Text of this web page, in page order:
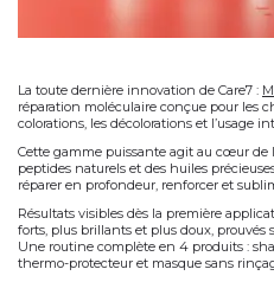
La toute dernière innovation de Care7 :
réparation moléculaireconçue pour les
Cette gamme puissante agitau cœur de
peptides naturelset deshuiles
réparer en profondeur, renforcer et